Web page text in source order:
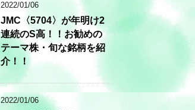
2022/01/06
JMC〈5704〉が年明け2
連続のS高！！お勧めの
テーマ株・旬な銘柄を紹
介！！
2022/01/06